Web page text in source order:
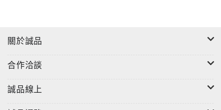
關於誠品
合作洽談
誠品線上